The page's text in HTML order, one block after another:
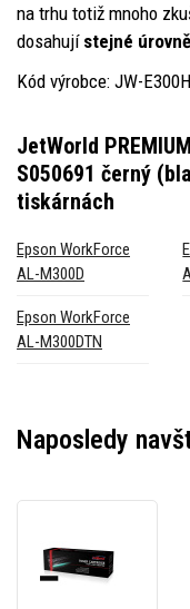
na trhu totiž mnoho
dosahují stejné
Kód výrobce: JW-
JetWorld
S050691 černý
tiskárnách
Epson WorkForce
AL-M300D
Epson WorkForce
AL-M300DTN
Naposledy